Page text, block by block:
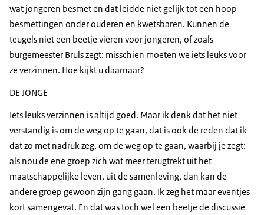
wat jongeren besmet en dat leidde niet gelijk tot een hoop
besmettingen onder ouderen en kwetsbaren. Kunnen de
teugels niet een beetje vieren voor jongeren, of zoals
burgemeester Bruls zegt: misschien moeten we iets leuks voor
ze verzinnen. Hoe kijkt u daarnaar?
DE JONGE
Iets leuks verzinnen is altijd goed. Maar ik denk dat het niet
verstandig is om de weg op te gaan, dat is ook de reden dat ik
dat zo met nadruk zeg, om de weg op te gaan, waarbij je zegt:
als nou de ene groep zich wat meer terugtrekt uit het
maatschappelijke leven, uit de samenleving, dan kan de
andere groep gewoon zijn gang gaan. Ik zeg het maar eventjes
kort samengevat. En dat was toch wel een beetje de discussie